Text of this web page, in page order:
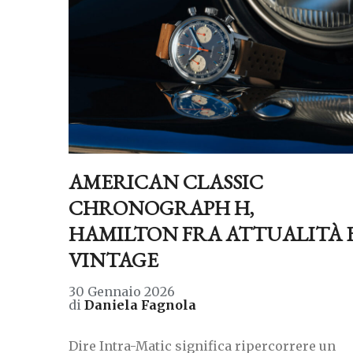
AMERICAN CLASSIC
CHRONOGRAPH H,
HAMILTON FRA ATTUALITÀ
VINTAGE
30 Gennaio 2026
di Daniela Fagnola
Dire Intra-Matic significa ripercorrere un